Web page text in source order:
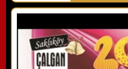
X Kapat
WhatsApp ile Bilgi Alın